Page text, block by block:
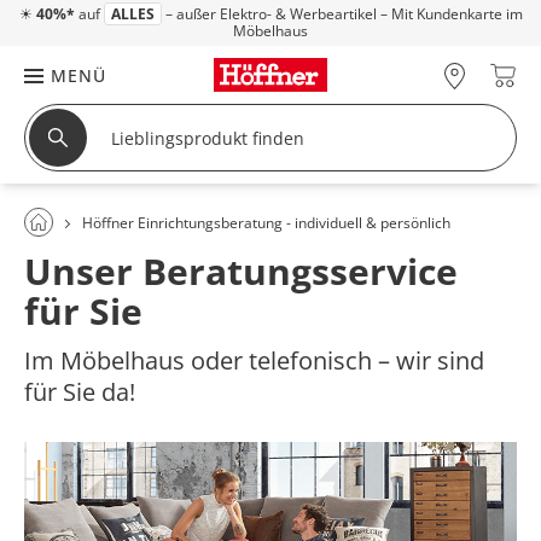
☀ 40%* auf ALLES – außer Elektro- & Werbeartikel – Mit Kundenkarte im
Möbelhaus
MENÜ
Höffner Einrichtungsberatung - individuell & persönlich
Unser Beratungsservice
für Sie
Im Möbelhaus oder telefonisch – wir sind
für Sie da!